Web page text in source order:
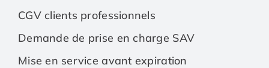
CGV clients professionnels
Demande de prise en charge SAV
Mise en service avant expiration